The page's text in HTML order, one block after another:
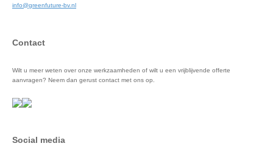
info@greenfuture-bv.nl
Contact
Wilt u meer weten over onze werkzaamheden of wilt u een vrijblijvende offerte
aanvragen? Neem dan gerust contact met ons op.
Social media